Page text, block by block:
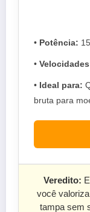
• Potência:
•
• Ideal para:
bruta para
Veredito:
você
tampa sem